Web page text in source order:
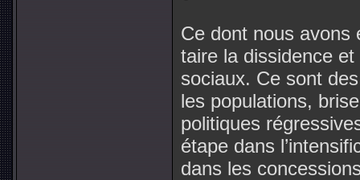
Ce dont nous avons
taire la dissidence
sociaux. Ce sont
les populations,
politiques
étape dans
dans les